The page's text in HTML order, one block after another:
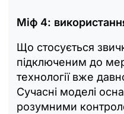
Міф 4:
Що стосується
підключеним до
технології вже
Сучасні моделі
розумними